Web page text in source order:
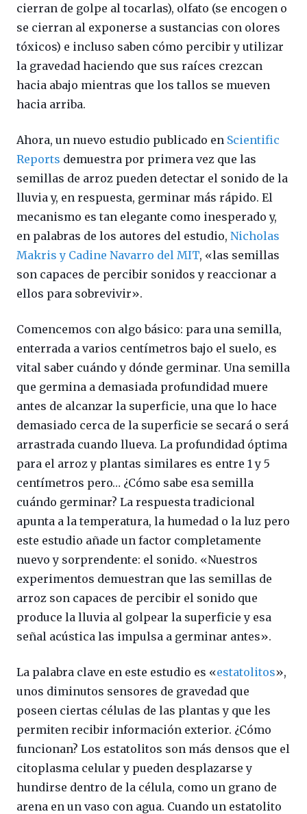
cierran de golpe al tocarlas), olfato (se encogen o
se cierran al exponerse a sustancias con olores
tóxicos) e incluso saben cómo percibir y utilizar
la gravedad haciendo que sus raíces crezcan
hacia abajo mientras que los tallos se mueven
hacia arriba.
Ahora, un nuevo estudio publicado en Scientific
Reports demuestra por primera vez que las
semillas de arroz pueden detectar el sonido de la
lluvia y, en respuesta, germinar más rápido. El
mecanismo es tan elegante como inesperado y,
en palabras de los autores del estudio, Nicholas
Makris y Cadine Navarro del MIT, «las semillas
son capaces de percibir sonidos y reaccionar a
ellos para sobrevivir».
Comencemos con algo básico: para una semilla,
enterrada a varios centímetros bajo el suelo, es
vital saber cuándo y dónde germinar. Una semilla
que germina a demasiada profundidad muere
antes de alcanzar la superficie, una que lo hace
demasiado cerca de la superficie se secará o será
arrastrada cuando llueva. La profundidad óptima
para el arroz y plantas similares es entre 1 y 5
centímetros pero… ¿Cómo sabe esa semilla
cuándo germinar? La respuesta tradicional
apunta a la temperatura, la humedad o la luz pero
este estudio añade un factor completamente
nuevo y sorprendente: el sonido. «Nuestros
experimentos demuestran que las semillas de
arroz son capaces de percibir el sonido que
produce la lluvia al golpear la superficie y esa
señal acústica las impulsa a germinar antes».
La palabra clave en este estudio es «estatolitos»,
unos diminutos sensores de gravedad que
poseen ciertas células de las plantas y que les
permiten recibir información exterior. ¿Cómo
funcionan? Los estatolitos son más densos que el
citoplasma celular y pueden desplazarse y
hundirse dentro de la célula, como un grano de
arena en un vaso con agua. Cuando un estatolito